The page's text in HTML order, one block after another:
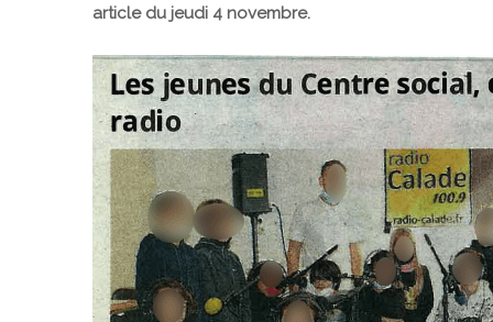
article du jeudi 4 novembre.